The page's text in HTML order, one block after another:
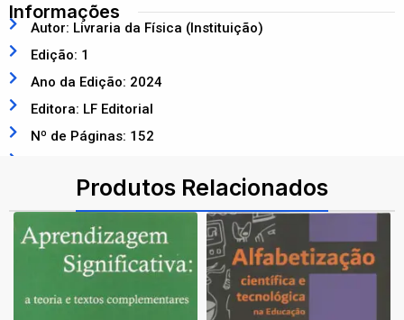
Informações
Autor: Livraria da Física (Instituição)
Edição: 1
Ano da Edição: 2024
Editora: LF Editorial
Nº de Páginas: 152
Produtos Relacionados